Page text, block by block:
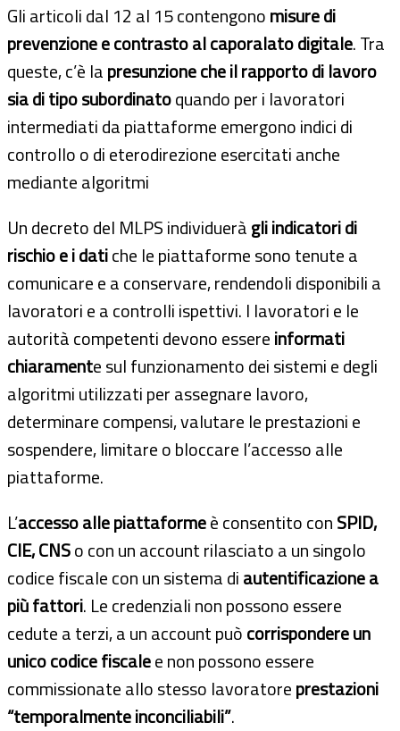
Gli articoli dal 12 al 15 contengonomisure di
prevenzione e contrasto al caporalato digitale. Tra
queste, c’è lapresunzione che il rapporto di lavoro
sia di tipo subordinatoquando per i lavoratori
intermediati da piattaforme emergono indici di
controllo o di eterodirezione esercitati anche
mediante algoritmi
Un decreto del MLPS individueràgli indicatori di
rischio e i datiche le piattaforme sono tenute a
comunicare e a conservare, rendendoli disponibili a
lavoratori e a controlli ispettivi. I lavoratori e le
autorità competenti devono essereinformati
chiaramente sul funzionamento dei sistemi e degli
algoritmi utilizzati per assegnare lavoro,
determinare compensi, valutare le prestazioni e
sospendere, limitare o bloccare l’accesso alle
piattaforme.
L’accesso alle piattaformeè consentito conSPID,
CIE, CNSo con un account rilasciato a un singolo
codice fiscale con un sistema diautentificazione a
più fattori. Le credenziali non possono essere
cedute a terzi, a un account puòcorrispondere un
unico codice fiscalee non possono essere
commissionate allo stesso lavoratoreprestazioni
“temporalmente inconciliabili”.